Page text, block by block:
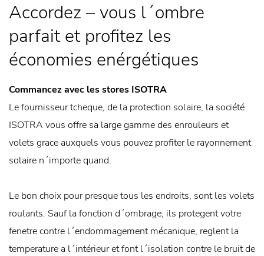
Accordez – vous l´ombre
parfait et profitez les
économies enérgétiques
Commancez avec les stores ISOTRA
Le fournisseur tcheque, de la protection solaire, la société
ISOTRA vous offre sa large gamme des enrouleurs et
volets grace auxquels vous pouvez profiter le rayonnement
solaire n´importe quand.
Le bon choix pour presque tous les endroits, sont les volets
roulants. Sauf la fonction d´ombrage, ils protegent votre
fenetre contre l´endommagement mécanique, reglent la
temperature a l´intérieur et font l´isolation contre le bruit de